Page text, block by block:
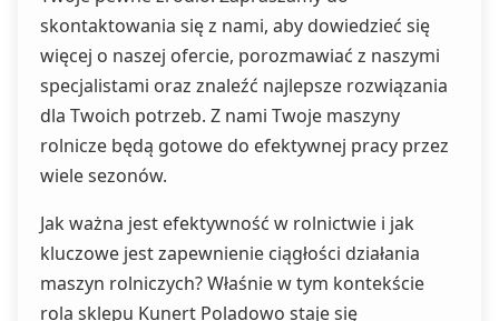
skontaktowania się z nami, aby dowiedzieć się
więcej o naszej ofercie, porozmawiać z naszymi
specjalistami oraz znaleźć najlepsze rozwiązania
dla Twoich potrzeb. Z nami Twoje maszyny
rolnicze będą gotowe do efektywnej pracy przez
wiele sezonów.
Jak ważna jest efektywność w rolnictwie i jak
kluczowe jest zapewnienie ciągłości działania
maszyn rolniczych? Właśnie w tym kontekście
rola sklepu Kunert Poladowo staje się